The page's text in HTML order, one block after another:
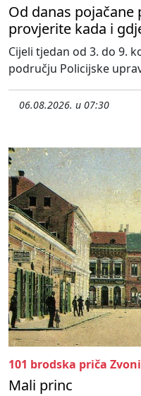
Od danas
provjerite kada i
Cijeli tjedan od 3. do 9.
području Policijske
06.08.2026. u 07:30
101 brodska priča
Mali princ